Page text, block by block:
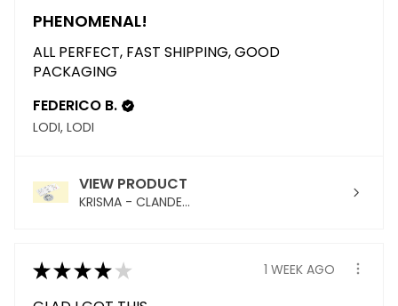
PHENOMENAL!
ALL PERFECT, FAST SHIPPING, GOOD
PACKAGING
FEDERICO B.
LODI, LODI
VIEW PRODUCT
KRISMA - CLANDE...
★★★★ ★ 1 WEEK AGO